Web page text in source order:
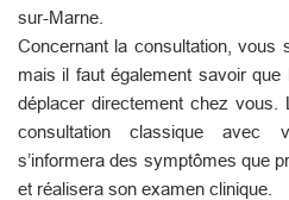
sur-Marne.
Concernant la consultation, vous
mais il faut également savoir
déplacer directement chez vous.
consultation classique avec
s’informera des symptômes que
et réalisera son examen clinique.